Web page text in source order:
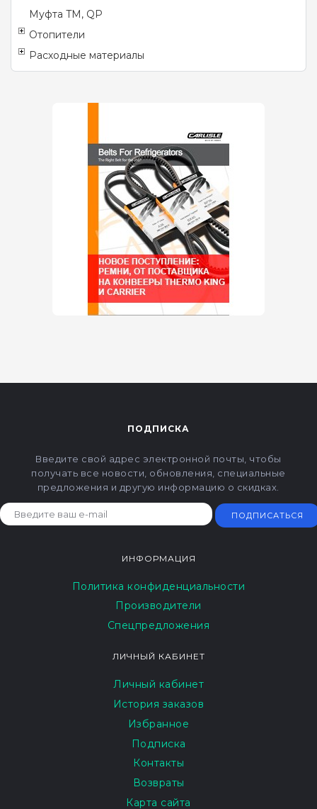
Муфта TM, QP
Отопители
Расходные материалы
ПОДПИСКА
Введите свой адрес электронной почты, чтобы
получать все новости, обновления, специальные
предложения и другую информацию о скидках.
ПОДПИСАТЬСЯ
ИНФОРМАЦИЯ
Политика конфиденциальности
Производители
Спецпредложения
ЛИЧНЫЙ КАБИНЕТ
Личный кабинет
История заказов
Избранное
Подписка
Контакты
Возвраты
Карта сайта